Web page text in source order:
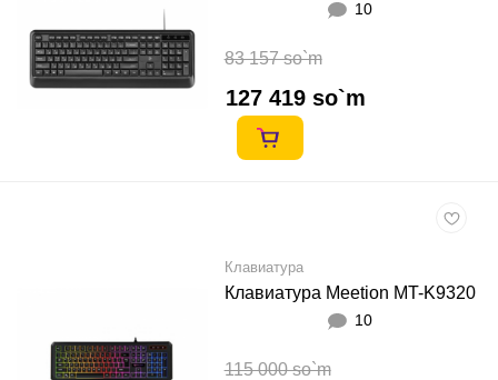
10
83 157 so`m
127 419 so`m
Клавиатура
Клавиатура Meetion MT-K9320
10
115 000 so`m